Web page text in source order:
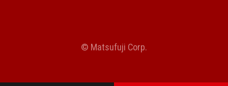
© Matsufuji Corp.